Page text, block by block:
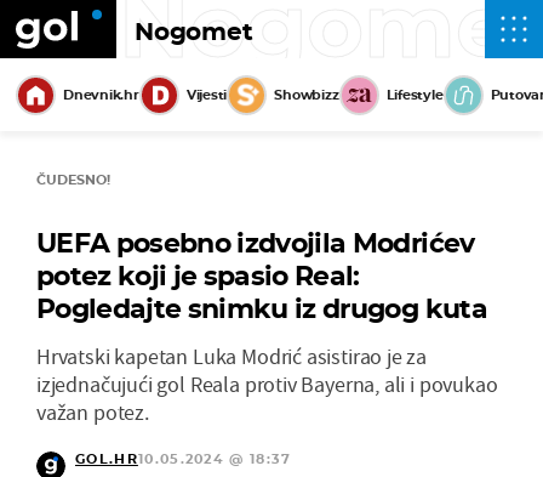
Nogomet
Dnevnik.hr Vijesti Showbizz Lifestyle
ČUDESNO!
UEFA posebno izdvojila Modrićev
potez koji je spasio Real:
Pogledajte snimku iz drugog kuta
Hrvatski kapetan Luka Modrić asistirao je za
izjednačujući gol Reala protiv Bayerna, ali i povukao
važan potez.
GOL.HR10.05.2024 @ 18:37